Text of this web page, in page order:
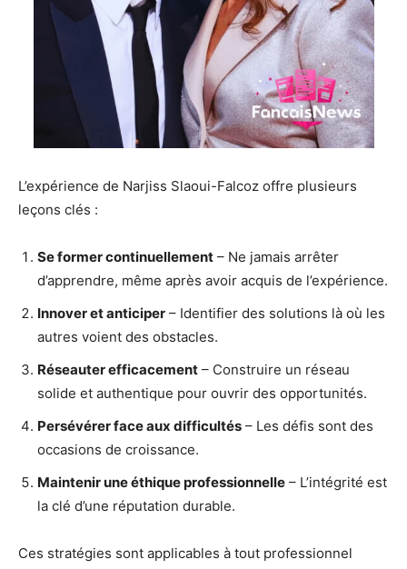
L’expérience de Narjiss Slaoui-Falcoz offre plusieurs
leçons clés :
Se former continuellement – Ne jamais arrêter
d’apprendre, même après avoir acquis de l’expérience.
Innover et anticiper – Identifier des solutions là où les
autres voient des obstacles.
Réseauter efficacement – Construire un réseau
solide et authentique pour ouvrir des opportunités.
Persévérer face aux difficultés – Les défis sont des
occasions de croissance.
Maintenir une éthique professionnelle – L’intégrité est
la clé d’une réputation durable.
Ces stratégies sont applicables à tout professionnel